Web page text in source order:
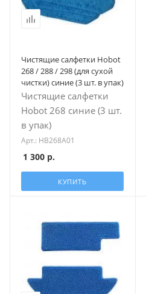
Чистящие салфетки Hobot
268 / 288 / 298 (для сухой
чистки) синие (3 шт. в упак)
Чистящие салфетки
Hobot 268 синие (3 шт.
в упак)
Арт.: HB268A01
1 300 р.
КУПИТЬ